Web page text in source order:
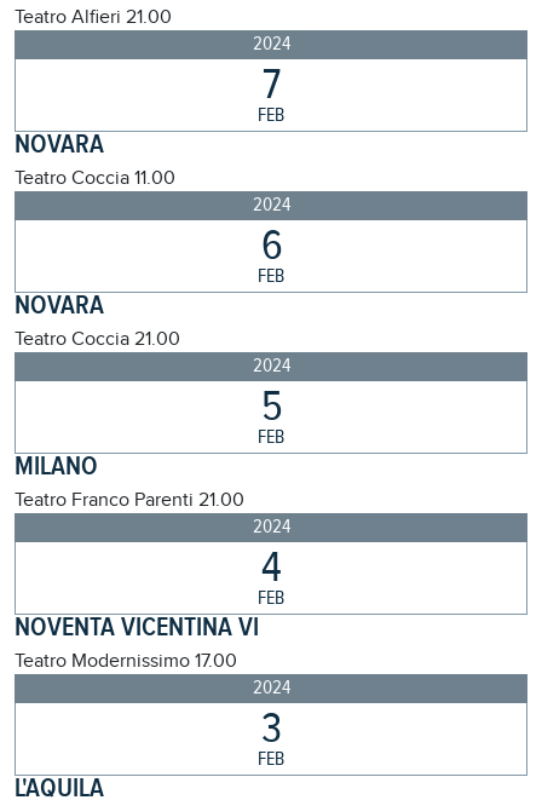
Teatro Alfieri 21.00
2024
7
FEB
NOVARA
Teatro Coccia 11.00
2024
6
FEB
NOVARA
Teatro Coccia 21.00
2024
5
FEB
MILANO
Teatro Franco Parenti 21.00
2024
4
FEB
NOVENTA VICENTINA VI
Teatro Modernissimo 17.00
2024
3
FEB
L'AQUILA